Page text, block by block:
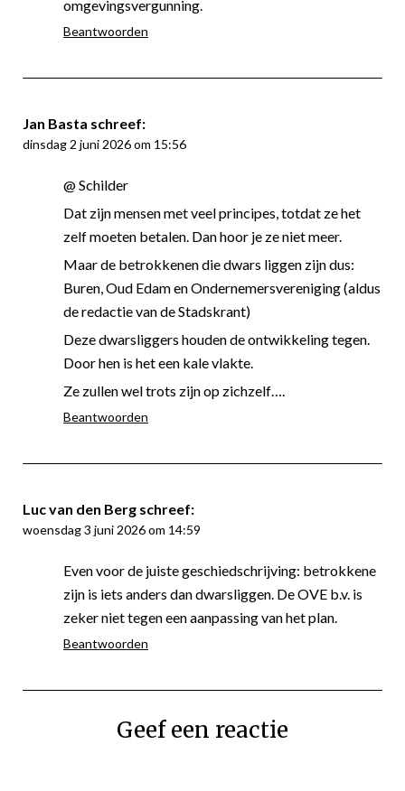
omgevingsvergunning.
Beantwoorden
Jan Basta schreef:
dinsdag 2 juni 2026 om 15:56
@ Schilder
Dat zijn mensen met veel principes, totdat ze het
zelf moeten betalen. Dan hoor je ze niet meer.
Maar de betrokkenen die dwars liggen zijn dus:
Buren, Oud Edam en Ondernemersvereniging (aldus
de redactie van de Stadskrant)
Deze dwarsliggers houden de ontwikkeling tegen.
Door hen is het een kale vlakte.
Ze zullen wel trots zijn op zichzelf….
Beantwoorden
Luc van den Berg schreef:
woensdag 3 juni 2026 om 14:59
Even voor de juiste geschiedschrijving: betrokkene
zijn is iets anders dan dwarsliggen. De OVE b.v. is
zeker niet tegen een aanpassing van het plan.
Beantwoorden
Geef een reactie